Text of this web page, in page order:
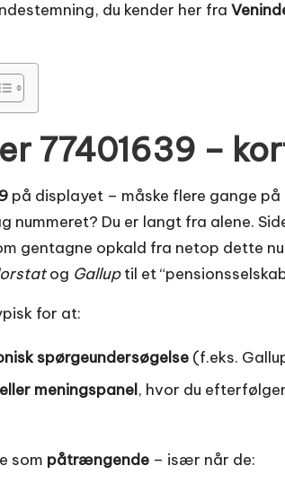
du kender her fra
77401639 –
på displayet – måske flere gange
nummeret? Du er langt fra alene.
gentagne opkald fra netop dette
og Galluptil et
for at:
spørgeundersøgelse (f.eks.
meningspanel, hvor du
som påtrængende – især når de: